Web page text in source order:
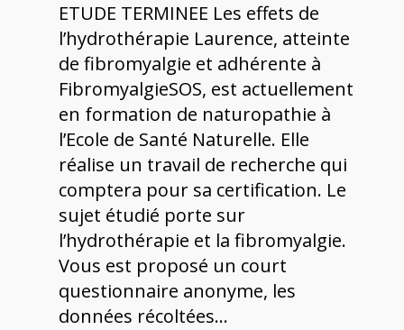
ETUDE TERMINEE Les effets de
l’hydrothérapie Laurence, atteinte
de fibromyalgie et adhérente à
FibromyalgieSOS, est actuellement
en formation de naturopathie à
l’Ecole de Santé Naturelle. Elle
réalise un travail de recherche qui
comptera pour sa certification. Le
sujet étudié porte sur
l’hydrothérapie et la fibromyalgie.
Vous est proposé un court
questionnaire anonyme, les
données récoltées…